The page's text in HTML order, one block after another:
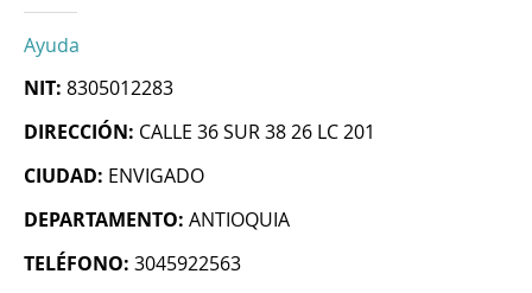
Ayuda
NIT: 8305012283
DIRECCIÓN: CALLE 36 SUR 38 26 LC 201
CIUDAD: ENVIGADO
DEPARTAMENTO: ANTIOQUIA
TELÉFONO: 3045922563